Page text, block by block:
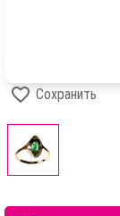
Сохранить